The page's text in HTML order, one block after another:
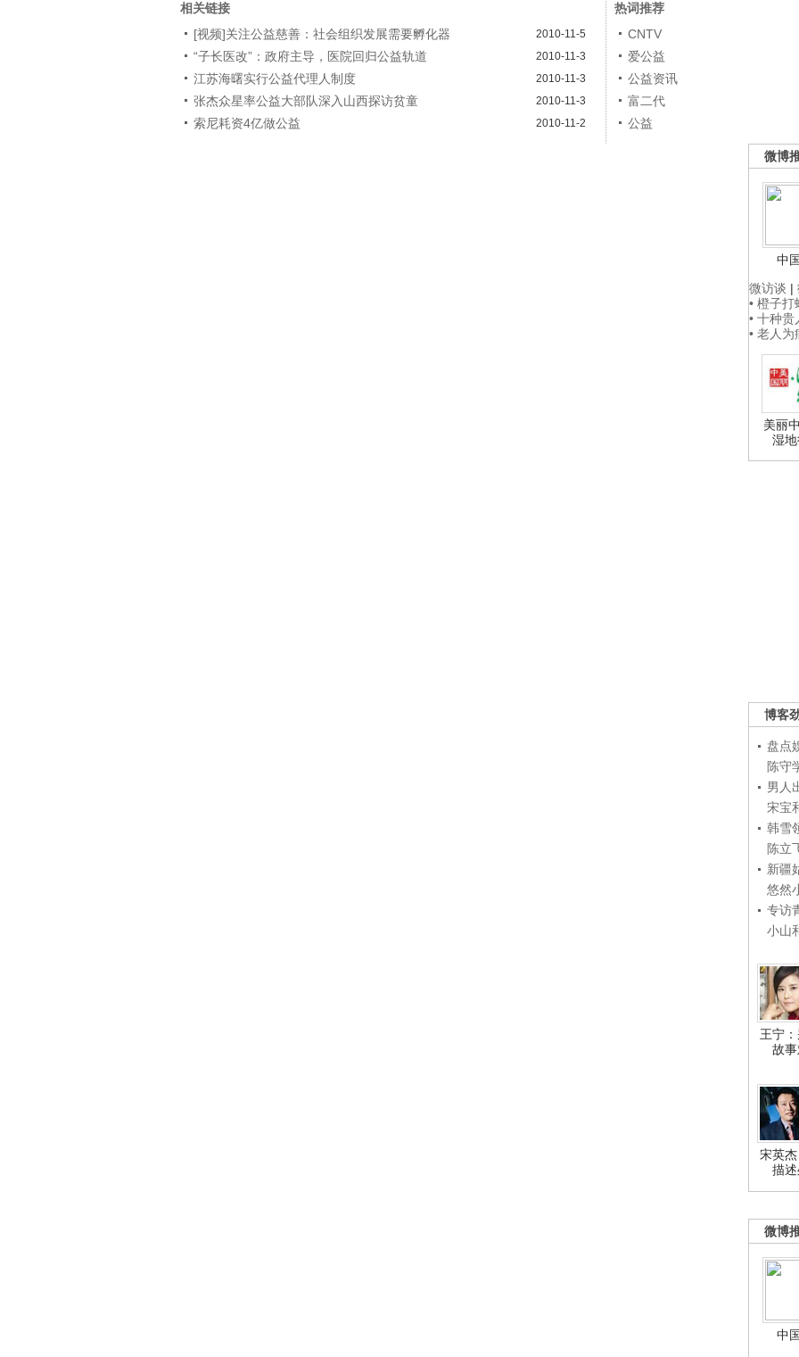
微博
中
微访谈 |
• 橙子打
• 十种
• 老人
美丽
湿
博客
盘点
陈守
男人
宋宝
韩雪
陈立
新疆
悠然
专访
小山
王宁
故
宋英
描
微博
中
相关链接
[视频]关注公益慈善：社会组织发展需要孵化器
2010-11-5
“子长医改”：政府主导，医院回归公益轨道 2010-11-3
江苏海曙实行公益代理人制度 2010-11-3
张杰众星率公益大部队深入山西探访贫童 2010-11-3
索尼耗资4亿做公益 2010-11-2
热词推荐
CNTV
爱公益
公益资讯
富二代
公益